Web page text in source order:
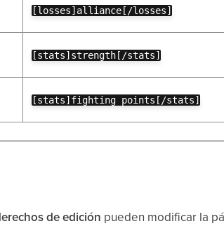
[losses]alliance[/losses]
[stats]strength[/stats]
[stats]fighting points[/stats]
de edición pueden modificar la